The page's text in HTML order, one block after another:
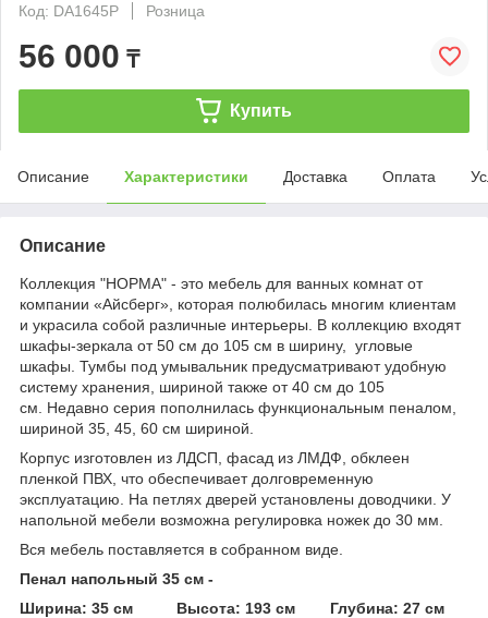
Код: DA1645P
Розница
56 000 ₸
Купить
Описание Характеристики Доставка Оплата
Описание
Коллекция "НОРМА" - это мебель для ванных комнат от
компании «Айсберг», которая полюбилась многим клиентам
и украсила собой различные интерьеры. В коллекцию входят
шкафы-зеркала от 50 см до 105 см в ширину, угловые
шкафы. Тумбы под умывальник предусматривают удобную
систему хранения, шириной также от 40 см до 105
см. Недавно серия пополнилась функциональным пеналом,
шириной 35, 45, 60 см шириной.
Корпус изготовлен из ЛДСП, фасад из ЛМДФ, обклеен
пленкой ПВХ, что обеспечивает долговременную
эксплуатацию. На петлях дверей установлены доводчики. У
напольной мебели возможна регулировка ножек до 30 мм.
Вся мебель поставляется в собранном виде.
Пенал напольный 35 см -
Ширина: 35 см Высота: 193 см Глубина: 27 см